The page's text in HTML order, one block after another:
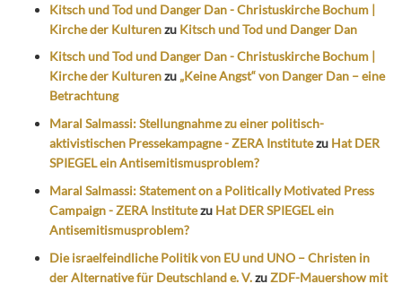
Kitsch und Tod und Danger Dan - Christuskirche Bochum |
Kirche der Kulturenzu Kitsch und Tod und Danger Dan
Kitsch und Tod und Danger Dan - Christuskirche Bochum |
Kirche der Kulturenzu „Keine Angst“ von Danger Dan – eine
Betrachtung
Maral Salmassi: Stellungnahme zu einer politisch-
aktivistischen Pressekampagne - ZERA Institutezu Hat DER
SPIEGEL ein Antisemitismusproblem?
Maral Salmassi: Statement on a Politically Motivated Press
Campaign - ZERA Institutezu Hat DER SPIEGEL ein
Antisemitismusproblem?
Die israelfeindliche Politik von EU und UNO – Christen in
der Alternative für Deutschland e. V.zuZDF-Mauershow mit